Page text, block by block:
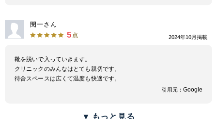
閔一さん
5 点 2024年10月掲載
靴を脱いで入っていきます。
クリニックのみんなはとても親切です。
待合スペースは広くて温度も快適です。
引用元： Google
▼ もっと見る